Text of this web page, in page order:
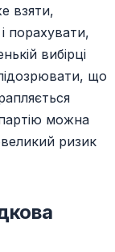
взяти,
порахувати,
вибірці
що
можна
ризик